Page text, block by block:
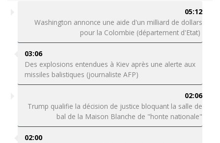
05:12
Washington annonce une aide d'un milliard de dollars
pour la Colombie (département d'Etat)
03:06
Des explosions entendues à Kiev après une alerte aux
missiles balistiques (journaliste AFP)
02:06
Trump qualifie la décision de justice bloquant la salle de
bal de la Maison Blanche de "honte nationale"
02:00